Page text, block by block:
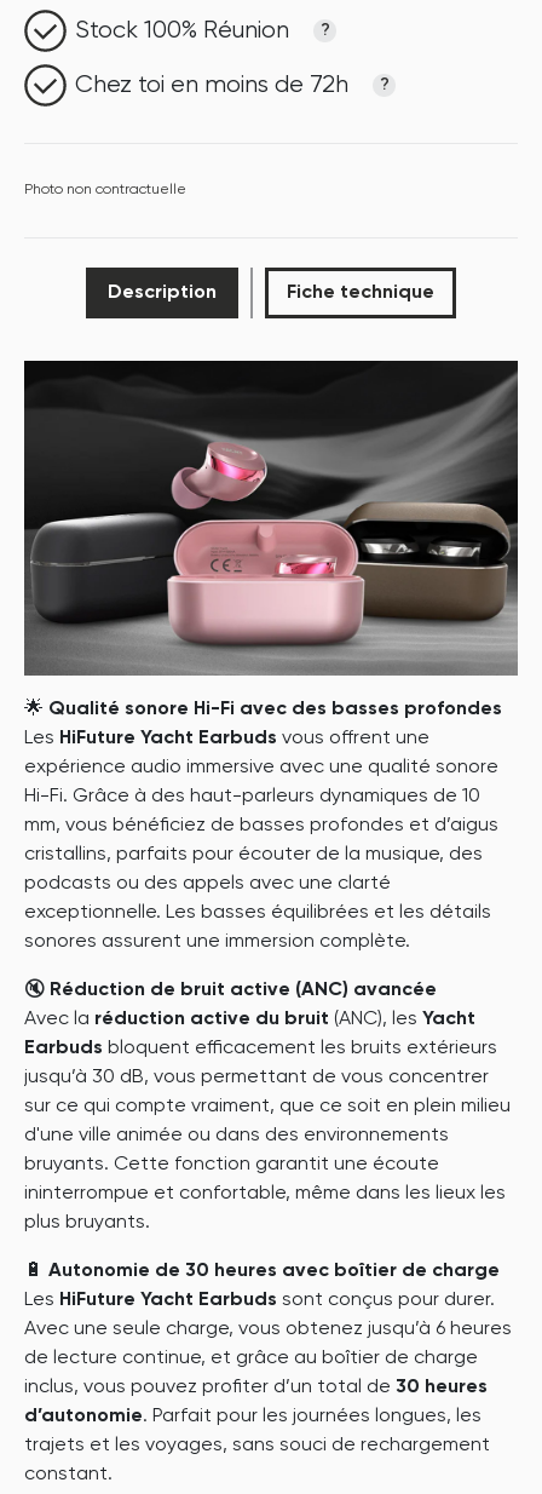
Stock 100% Réunion ?
Chez toi en moins de 72h ?
Photo non contractuelle
Description Fiche technique
🌟 Qualité sonore Hi-Fi avec des basses profondes
Les HiFuture Yacht Earbuds vous offrent une
expérience audio immersive avec une qualité sonore
Hi-Fi. Grâce à des haut-parleurs dynamiques de 10
mm, vous bénéficiez de basses profondes et d’aigus
cristallins, parfaits pour écouter de la musique, des
podcasts ou des appels avec une clarté
exceptionnelle. Les basses équilibrées et les détails
sonores assurent une immersion complète.
🔇 Réduction de bruit active (ANC) avancée
Avec la réduction active du bruit (ANC), les Yacht
Earbuds bloquent efficacement les bruits extérieurs
jusqu’à 30 dB, vous permettant de vous concentrer
sur ce qui compte vraiment, que ce soit en plein milieu
d'une ville animée ou dans des environnements
bruyants. Cette fonction garantit une écoute
ininterrompue et confortable, même dans les lieux les
plus bruyants.
🔋 Autonomie de 30 heures avec boîtier de charge
Les HiFuture Yacht Earbuds sont conçus pour durer.
Avec une seule charge, vous obtenez jusqu’à 6 heures
de lecture continue, et grâce au boîtier de charge
inclus, vous pouvez profiter d’un total de 30 heures
d’autonomie. Parfait pour les journées longues, les
trajets et les voyages, sans souci de rechargement
constant.